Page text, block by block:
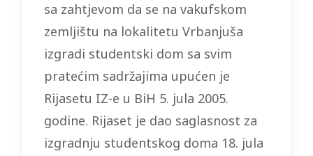
sa zahtjevom da se na vakufskom
zemljištu na lokalitetu Vrbanjuša
izgradi studentski dom sa svim
pratećim sadržajima upućen je
Rijasetu IZ-e u BiH 5. jula 2005.
godine. Rijaset je dao saglasnost za
izgradnju studentskog doma 18. jula